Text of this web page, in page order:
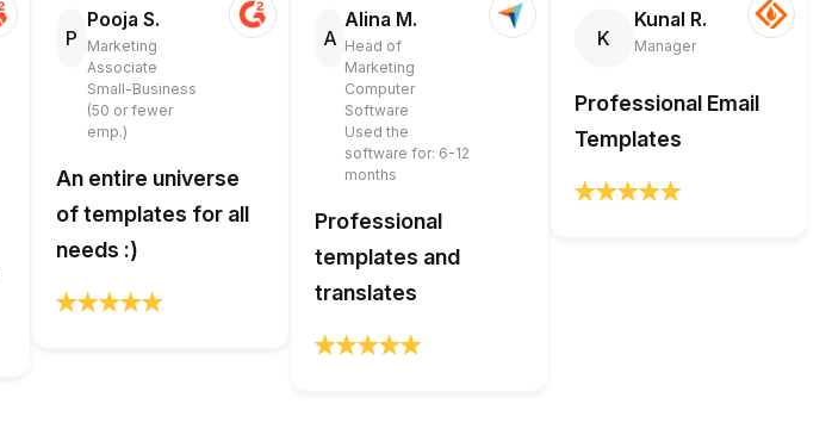
P
Pooja S.
Marketing
Associate
Small-Business
(50 or fewer
emp.)
An entire universe
of templates for all
needs :)
A
Alina M.
Head of
Marketing
Computer
Software
Used the
software for: 6-12
months
Professional
templates and
translates
K
Kunal R.
Manager
Professional Email
Templates